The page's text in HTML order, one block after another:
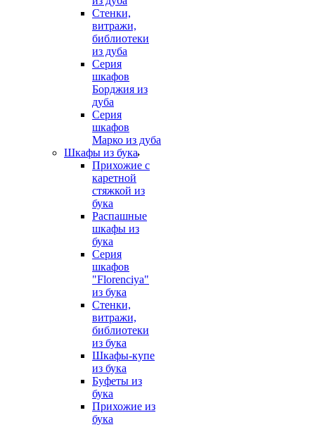
Стенки,
витражи,
библиотеки
из дуба
Серия
шкафов
Борджия из
дуба
Серия
шкафов
Марко из дуба
Шкафы из бука
Прихожие с
каретной
стяжкой из
бука
Распашные
шкафы из
бука
Серия
шкафов
"Florenciya"
из бука
Стенки,
витражи,
библиотеки
из бука
Шкафы-купе
из бука
Буфеты из
бука
Прихожие из
бука